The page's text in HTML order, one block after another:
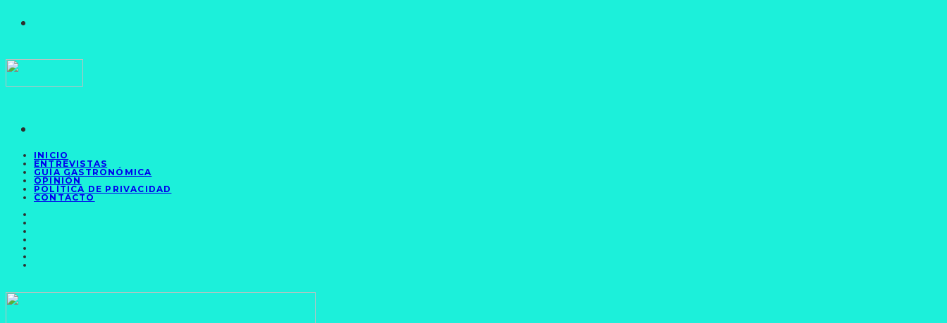
INICIO
ENTREVISTAS
GUÍA GASTRONÓMICA
OPINIÓN
POLÍTICA DE PRIVACIDAD
CONTACTO